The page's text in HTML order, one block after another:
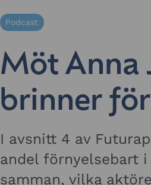
Podcast
Möt Anna
brinner
I avsnitt 4 av
andel förnyelsebart
samman, vilka